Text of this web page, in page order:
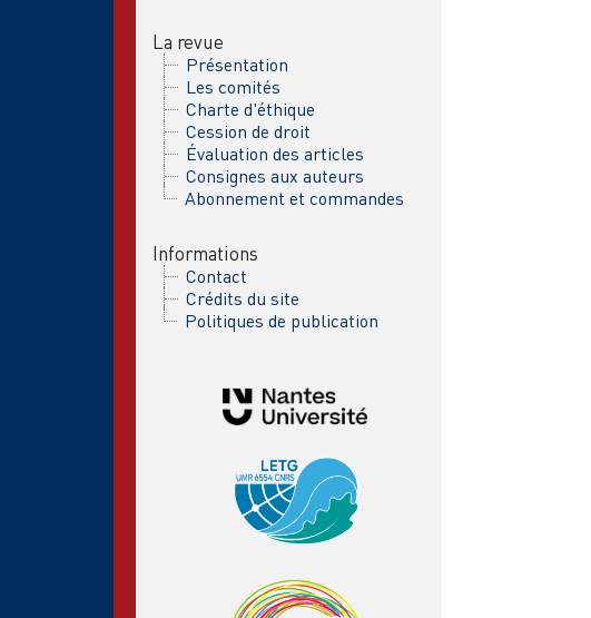
La revue
Présentation
Les comités
Charte d'éthique
Cession de droit
Évaluation des articles
Consignes aux auteurs
Abonnement et commandes
Informations
Contact
Crédits du site
Politiques de publication